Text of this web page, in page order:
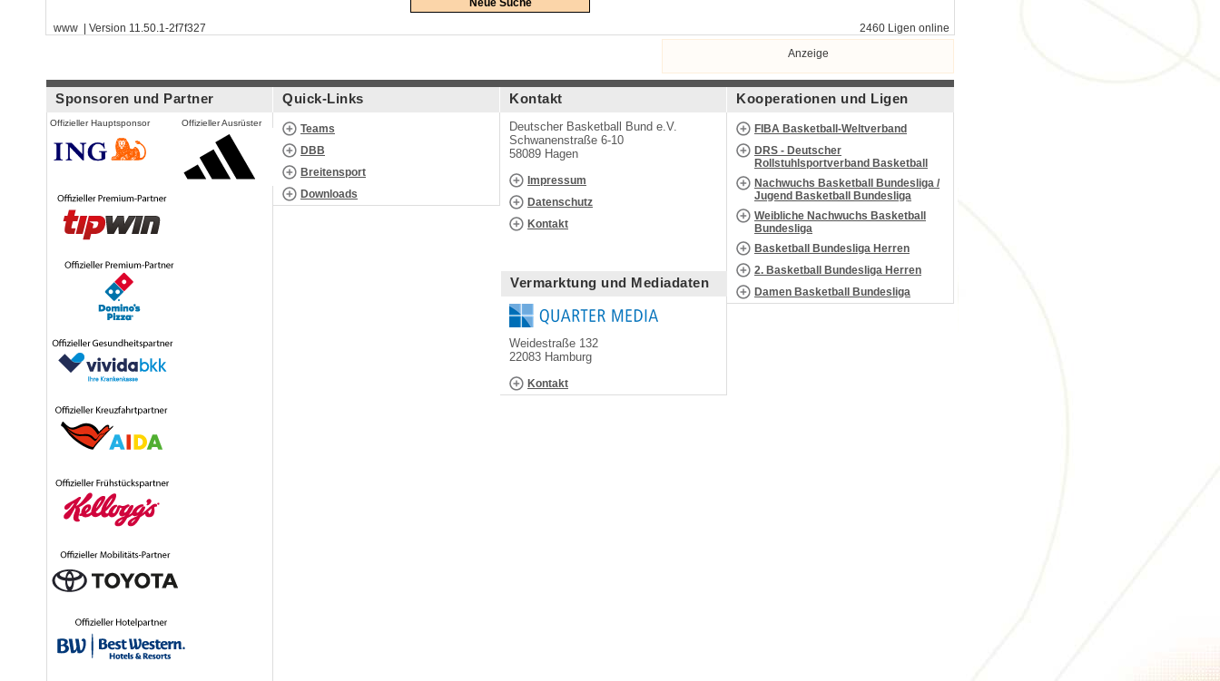
Neue Suche
www | Version 11.50.1-2f7f327
2460 Ligen online
Anzeige
Sponsoren und Partner
Offizieller Hauptsponsor Offizieller Ausrüster
Quick-Links
Teams
DBB
Breitensport
Downloads
Kontakt
Deutscher Basketball Bund e.V.
Schwanenstraße 6-10
58089 Hagen
Impressum
Datenschutz
Kontakt
Vermarktung und Mediadaten
Weidestraße 132
22083 Hamburg
Kontakt
Kooperationen und Ligen
FIBA Basketball-Weltverband
DRS - Deutscher
Rollstuhlsportverband Basketball
Nachwuchs Basketball Bundesliga /
Jugend Basketball Bundesliga
Weibliche Nachwuchs Basketball
Bundesliga
Basketball Bundesliga Herren
2. Basketball Bundesliga Herren
Damen Basketball Bundesliga